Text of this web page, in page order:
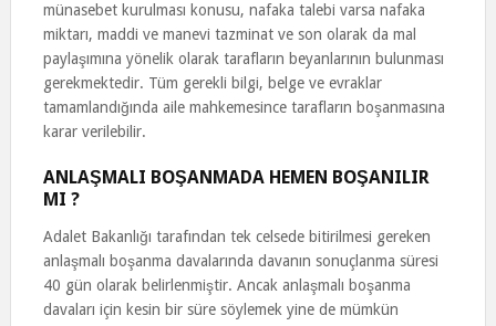
münasebet kurulması konusu, nafaka talebi varsa nafaka
miktarı, maddi ve manevi tazminat ve son olarak da mal
paylaşımına yönelik olarak tarafların beyanlarının bulunması
gerekmektedir. Tüm gerekli bilgi, belge ve evraklar
tamamlandığında aile mahkemesince tarafların boşanmasına
karar verilebilir.
ANLAŞMALI BOŞANMADA HEMEN BOŞANILIR
MI ?
Adalet Bakanlığı tarafından tek celsede bitirilmesi gereken
anlaşmalı boşanma davalarında davanın sonuçlanma süresi
40 gün olarak belirlenmiştir. Ancak anlaşmalı boşanma
davaları için kesin bir süre söylemek yine de mümkün